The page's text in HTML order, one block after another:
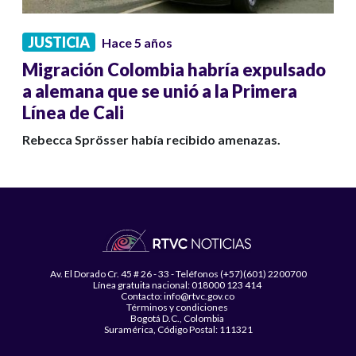
JUSTICIA Hace 5 años
Migración Colombia habría expulsado
a alemana que se unió a la Primera
Línea de Cali
Rebecca Sprösser había recibido amenazas.
Av. El Dorado Cr. 45 # 26 - 33 - Teléfonos (+57)(601) 2200700
Línea gratuita nacional: 018000 123 414
Contacto: info@rtvc.gov.co
Términos y condiciones
Bogotá D.C., Colombia
Suramérica, Código Postal: 111321